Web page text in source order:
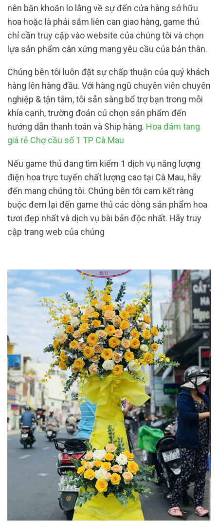
nên băn khoăn lo lắng về sự đến cửa hàng sở hữu
hoa hoặc là phải sắm liên can giao hàng, game thủ
chỉ cần truy cập vào website của chúng tôi và chọn
lựa sản phẩm cân xứng mang yêu cầu của bản thân.
Chúng bên tôi luôn đặt sự chấp thuận của quý khách
hàng lên hàng đầu. Với hàng ngũ chuyên viên chuyên
nghiệp & tận tâm, tôi sẵn sàng bổ trợ bạn trong mỗi
khía cạnh, trường đoản cú chọn sản phẩm đến
hướng dẫn thanh toán và Ship hàng. Hoa đám tang
giá rẻ Chợ cầu số 1 TP Cà Mau
Nếu game thủ đang tìm kiếm 1 dịch vụ năng lượng
điện hoa trực tuyến chất lượng cao tại Cà Mau, hãy
đến mang chúng tôi. Chúng bên tôi cam kết ràng
buộc đem lại đến game thủ các dòng sản phẩm hoa
tươi đẹp nhất và dịch vụ bài bản độc nhất. Hãy truy
cập trang web của chúng